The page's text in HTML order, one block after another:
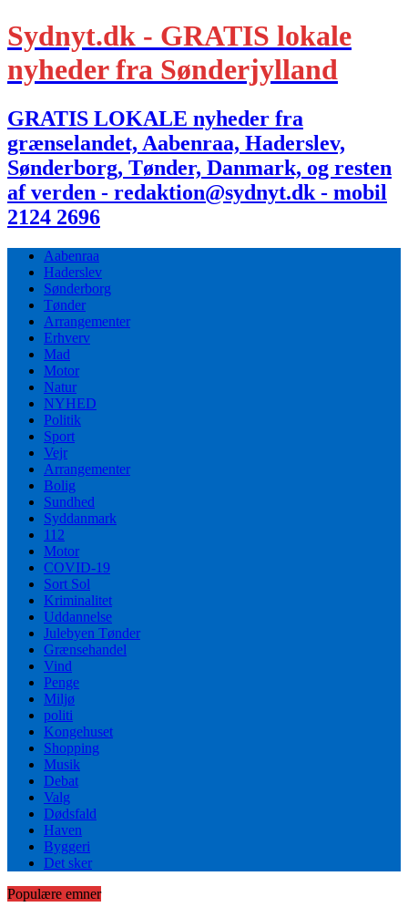
Sydnyt.dk - GRATIS lokale
nyheder fra Sønderjylland
GRATIS LOKALE nyheder fra
grænselandet, Aabenraa, Haderslev,
Sønderborg, Tønder, Danmark, og resten
af verden - redaktion@sydnyt.dk - mobil
2124 2696
Aabenraa
Haderslev
Sønderborg
Tønder
Arrangementer
Erhverv
Mad
Motor
Natur
NYHED
Politik
Sport
Vejr
Arrangementer
Bolig
Sundhed
Syddanmark
112
Motor
COVID-19
Sort Sol
Kriminalitet
Uddannelse
Julebyen Tønder
Grænsehandel
Vind
Penge
Miljø
politi
Kongehuset
Shopping
Musik
Debat
Valg
Dødsfald
Haven
Byggeri
Det sker
Populære emner